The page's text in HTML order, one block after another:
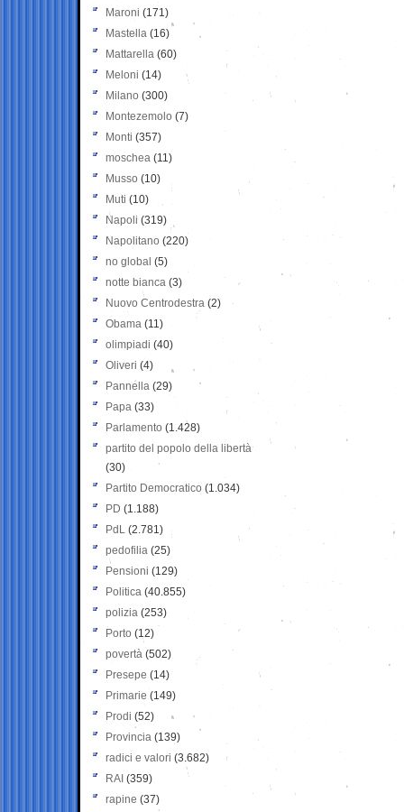
Maroni (171)
Mastella (16)
Mattarella (60)
Meloni (14)
Milano (300)
Montezemolo (7)
Monti (357)
moschea (11)
Musso (10)
Muti (10)
Napoli (319)
Napolitano (220)
no global (5)
notte bianca (3)
Nuovo Centrodestra (2)
Obama (11)
olimpiadi (40)
Oliveri (4)
Pannella (29)
Papa (33)
Parlamento (1.428)
partito del popolo della libertà
(30)
Partito Democratico (1.034)
PD (1.188)
PdL (2.781)
pedofilia (25)
Pensioni (129)
Politica (40.855)
polizia (253)
Porto (12)
povertà (502)
Presepe (14)
Primarie (149)
Prodi (52)
Provincia (139)
radici e valori (3.682)
RAI (359)
rapine (37)